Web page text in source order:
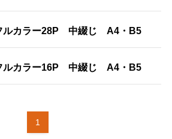
ルカラー28P 中綴じ A4・B5
ルカラー16P 中綴じ A4・B5
1